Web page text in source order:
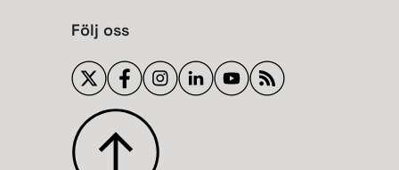
Följ oss